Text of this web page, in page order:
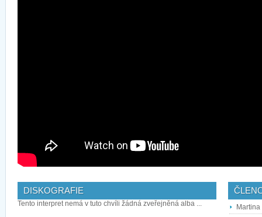
DISKOGRAFIE
Tento interpret nemá v tuto chvíli žádná zveřejněná alba ...